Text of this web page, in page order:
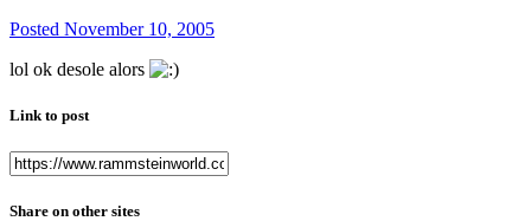
Posted November 10, 2005
lol ok desole alors
Link to post
Share on other sites